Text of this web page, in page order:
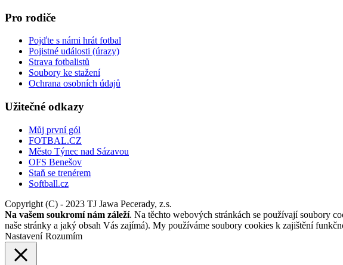
Pro rodiče
Pojďte s námi hrát fotbal
Pojistné události (úrazy)
Strava fotbalistů
Soubory ke stažení
Ochrana osobních údajů
Užitečné odkazy
Můj první gól
FOTBAL.CZ
Město Týnec nad Sázavou
OFS Benešov
Staň se trenérem
Softball.cz
Copyright (C) - 2023 TJ Jawa Pecerady, z.s.
Na vašem soukromí nám záleží. Na těchto webových stránkách se používají soubory
naše stránky a jaký obsah Vás zajímá). My používáme soubory cookies k zajištění
Nastavení Rozumím